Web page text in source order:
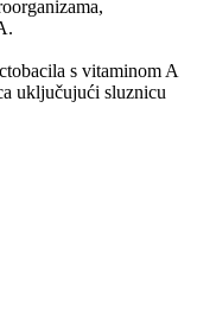
s vitaminom A
uključujući sluznicu